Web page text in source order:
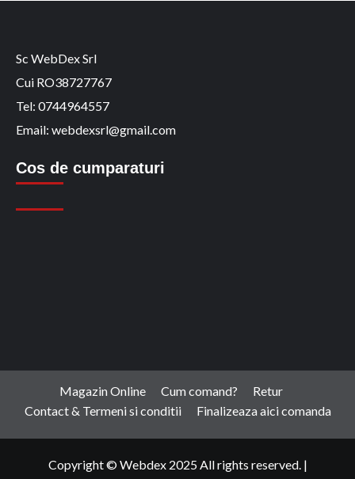
Sc WebDex Srl
Cui RO38727767
Tel: 0744964557
Email: webdexsrl@gmail.com
Cos de cumparaturi
Magazin Online Cum comand?
Retur
Contact & Termeni si conditii
Finalizeaza aici comanda
Copyright © Webdex 2025 All rights reserved. |